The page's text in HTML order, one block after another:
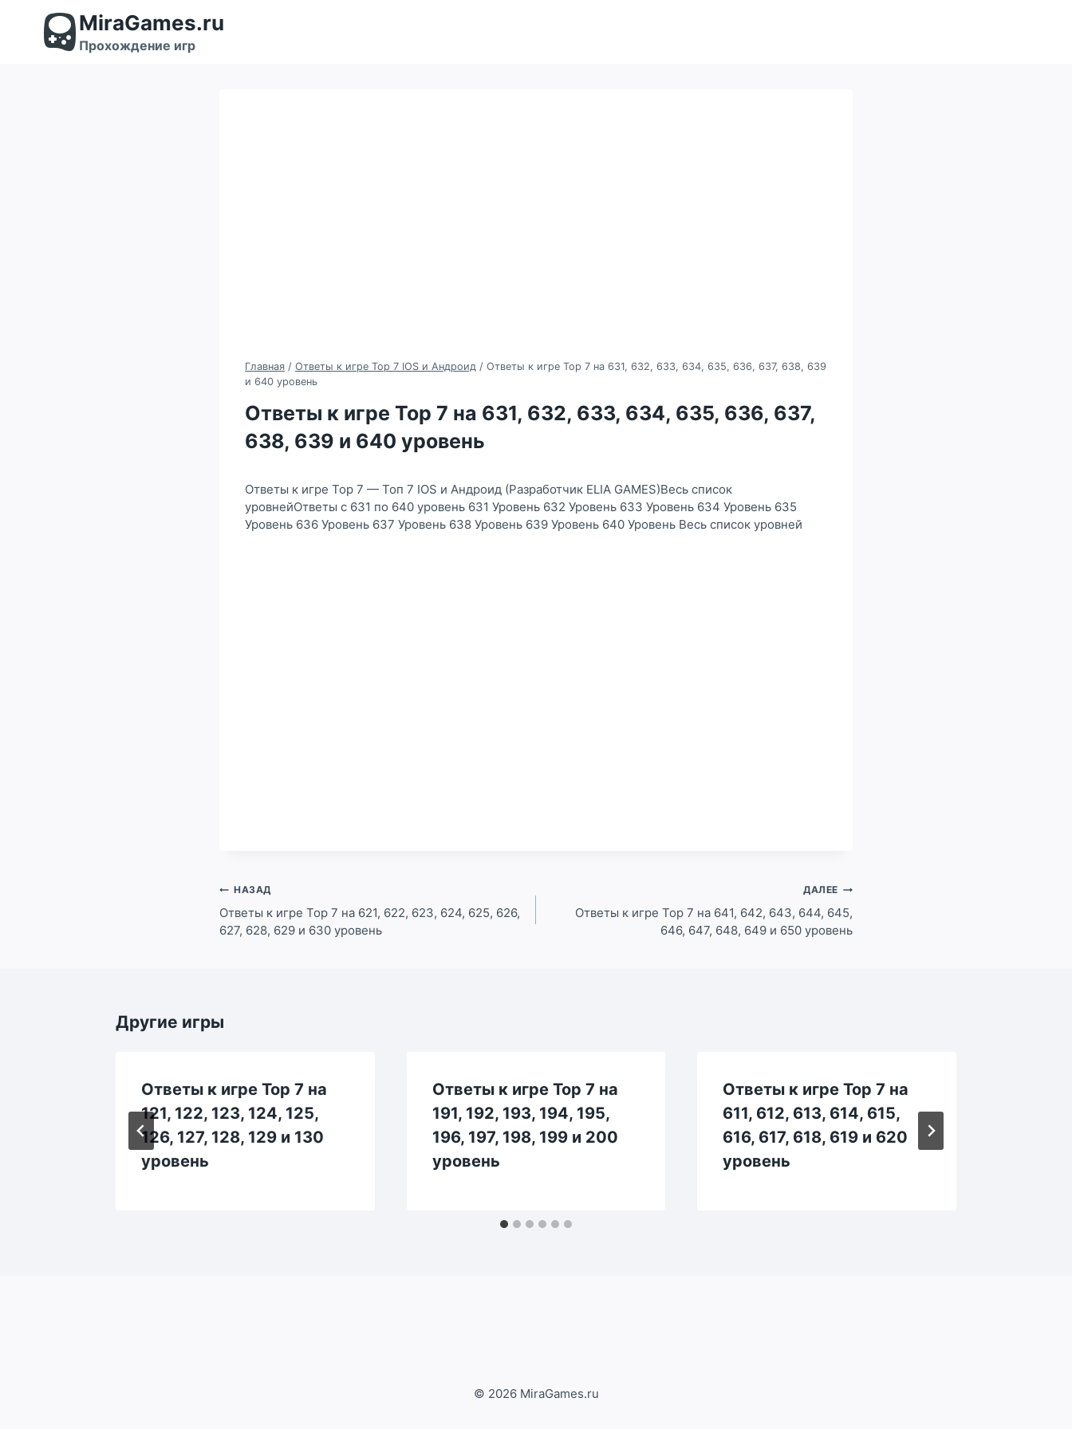
содержимому
MiraGames.ru
Прохождение игр
Главная / Ответы к игре Top 7 IOS и Андроид / Ответы к игре Top 7 на 631, 632, 633, 634, 635, 636, 637, 638, 639
и 640 уровень
Ответы к игре Top 7 на 631, 632, 633, 634, 635, 636, 637,
638, 639 и 640 уровень
Ответы к игре Top 7 — Топ 7 IOS и Андроид (Разработчик ELIA GAMES)Весь список
уровнейОтветы с 631 по 640 уровень 631 Уровень 632 Уровень 633 Уровень 634 Уровень 635
Уровень 636 Уровень 637 Уровень 638 Уровень 639 Уровень 640 Уровень Весь список уровней
Навигация
по
записям
НАЗАД
Ответы к игре Top 7 на 621, 622, 623, 624, 625, 626,
627, 628, 629 и 630 уровень
ДАЛЕЕ
Ответы к игре Top 7 на 641, 642, 643, 644, 645,
646, 647, 648, 649 и 650 уровень
Другие игры
Ответы к игре Top 7 на
121, 122, 123, 124, 125,
126, 127, 128, 129 и 130
уровень
Ответы к игре Top 7 на
191, 192, 193, 194, 195,
196, 197, 198, 199 и 200
уровень
Ответы к игре Top 7 на
611, 612, 613, 614, 615,
616, 617, 618, 619 и 620
уровень
© 2026 MiraGames.ru